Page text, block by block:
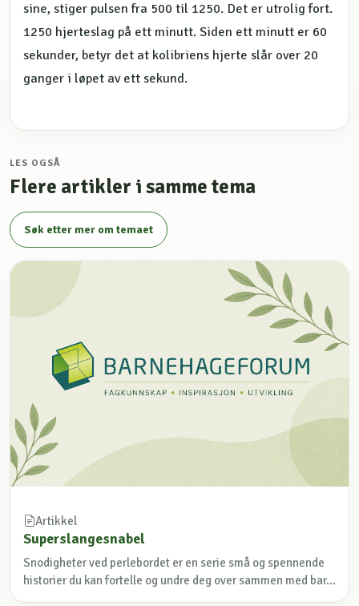
sine, stiger pulsen fra 500 til 1250. Det er utrolig fort.
1250 hjerteslag på ett minutt. Siden ett minutt er 60
sekunder, betyr det at kolibriens hjerte slår over 20
ganger i løpet av ett sekund.
LES OGSÅ
Flere artikler i samme tema
Søk etter mer om temaet
Artikkel
Superslangesnabel
Snodigheter ved perlebordet er en serie små og spennende
historier du kan fortelle og undre deg over sammen med bar...